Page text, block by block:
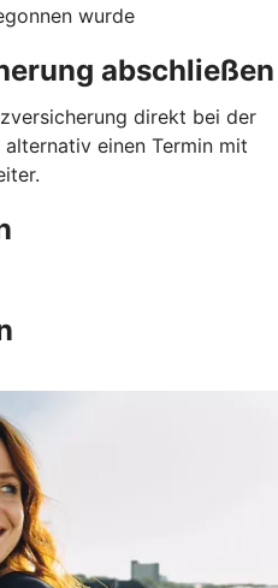
wurde
abschließen
direkt bei der
einen Termin mit